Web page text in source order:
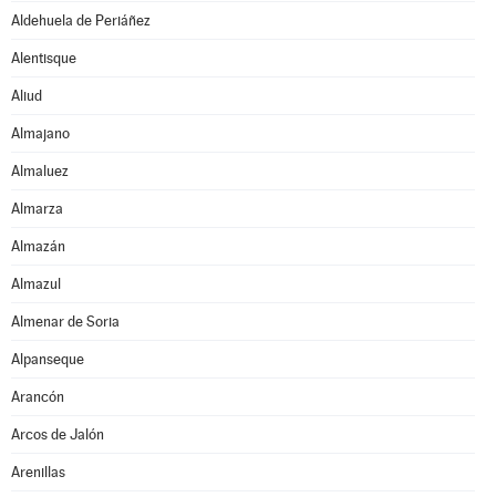
Aldehuela de Periáñez
Alentisque
Aliud
Almajano
Almaluez
Almarza
Almazán
Almazul
Almenar de Soria
Alpanseque
Arancón
Arcos de Jalón
Arenillas